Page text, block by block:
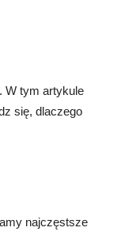
W tym artykule
się, dlaczego
najczęstsze